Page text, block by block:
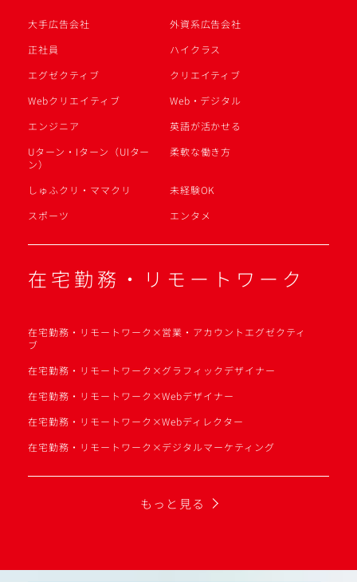
大手広告会社
外資系広告会社
正社員
ハイクラス
エグゼクティブ
クリエイティブ
Webクリエイティブ
Web・デジタル
エンジニア
英語が活かせる
Uターン・Iターン（UIター
ン）
柔軟な働き方
しゅふクリ・ママクリ
未経験OK
スポーツ
エンタメ
在宅勤務・リモートワーク
在宅勤務・リモートワーク×営業・アカウントエグゼクティ
ブ
在宅勤務・リモートワーク×グラフィックデザイナー
在宅勤務・リモートワーク×Webデザイナー
在宅勤務・リモートワーク×Webディレクター
在宅勤務・リモートワーク×デジタルマーケティング
もっと見る